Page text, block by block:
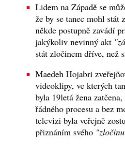
Lidem na Západě se
že by se tanec mohl
někde postupně zavádí
jakýkoliv nevinný akt
stát zločinem dříve, než
Maedeh Hojabri
videoklipy, ve kterých
byla 19letá žena
řádného procesu a bez
televizi byla veřejně
přiznáním svého